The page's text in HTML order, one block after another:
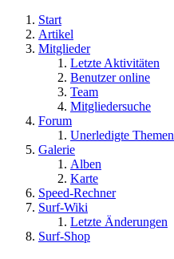
Start
Artikel
Mitglieder
Letzte Aktivitäten
Benutzer online
Team
Mitgliedersuche
Forum
Unerledigte Themen
Galerie
Alben
Karte
Speed-Rechner
Surf-Wiki
Letzte Änderungen
Surf-Shop